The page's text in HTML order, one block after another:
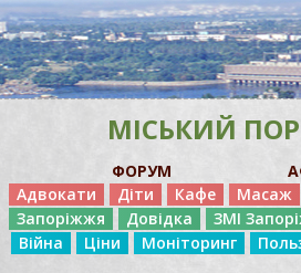
МІСЬКИЙ
ФОРУМ
Адвокати Діти Кафе Масаж
Запоріжжя Довідка ЗМІ
Війна Ціни Моніторинг